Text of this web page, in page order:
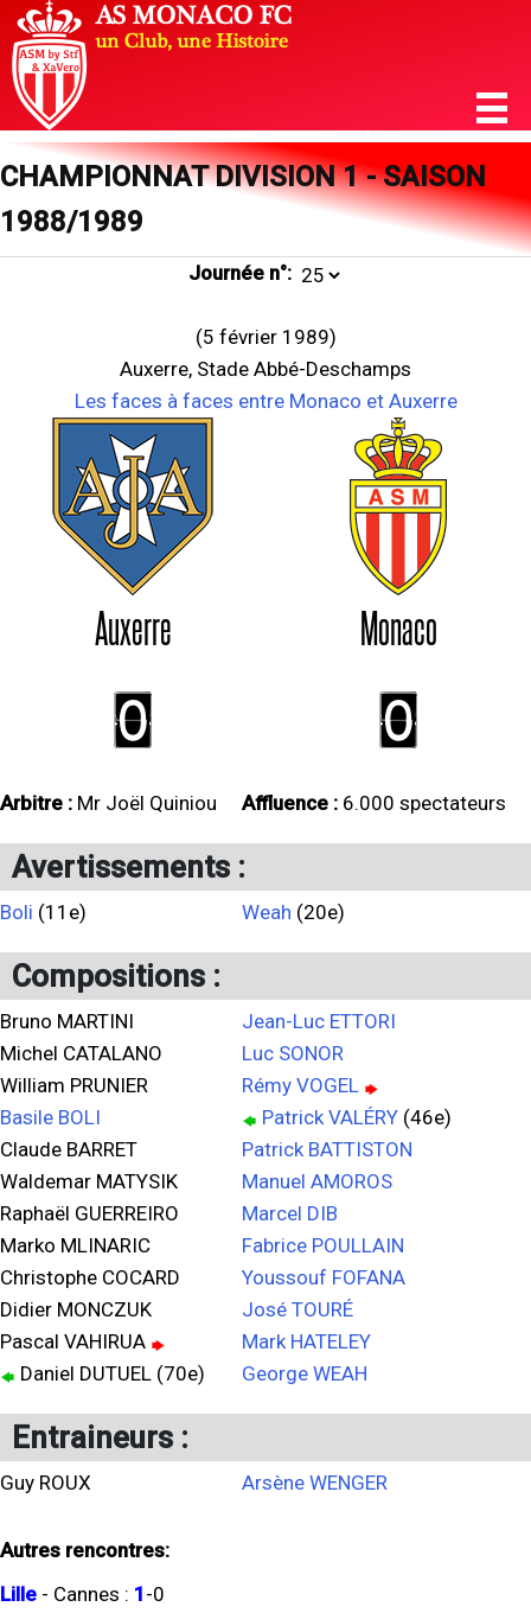
CHAMPIONNAT DIVISION 1 - SAISON
1988/1989
Journée n°:
(5 février 1989)
Auxerre, Stade Abbé-Deschamps
Les faces à faces entre Monaco et Auxerre
Auxerre Monaco
0 0
Arbitre : Mr Joël Quiniou Affluence : 6.000 spectateurs
Avertissements :
Boli (11e) Weah (20e)
Compositions :
Bruno MARTINI
Michel CATALANO
William PRUNIER
Basile BOLI
Claude BARRET
Waldemar MATYSIK
Raphaël GUERREIRO
Marko MLINARIC
Christophe COCARD
Didier MONCZUK
Pascal VAHIRUA
Daniel DUTUEL (70e)
Jean-Luc ETTORI
Luc SONOR
Rémy VOGEL
Patrick VALÉRY (46e)
Patrick BATTISTON
Manuel AMOROS
Marcel DIB
Fabrice POULLAIN
Youssouf FOFANA
José TOURÉ
Mark HATELEY
George WEAH
Entraineurs :
Guy ROUX Arsène WENGER
Autres rencontres:
Lille - Cannes : 1 -0